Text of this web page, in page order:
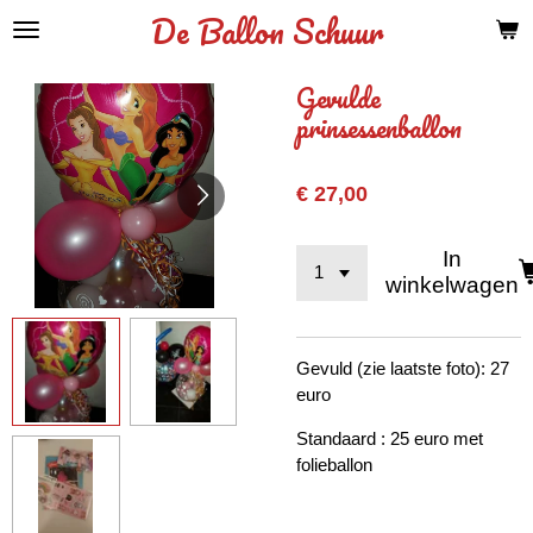
Ga
hoofdinhoud
De Ballon Schuur
Gevulde
prinsessenballon
€ 27,00
In
winkelwagen
Gevuld (zie laatste foto): 27
euro
Standaard : 25 euro met
folieballon